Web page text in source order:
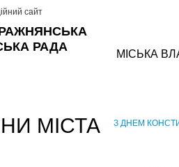
РАДА
сайт
МІСЬКА
МІСТА З ДНЕМ